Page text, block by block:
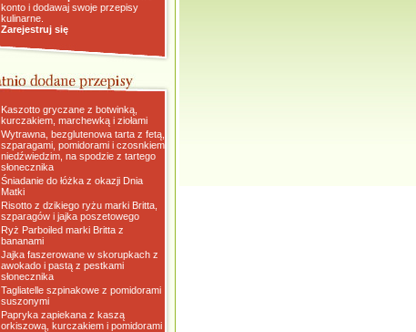
konto i dodawaj swoje przepisy
kulinarne.
Zarejestruj się
Kaszotto gryczane z botwinką,
kurczakiem, marchewką i ziołami
Wytrawna, bezglutenowa tarta z fetą,
szparagami, pomidorami i czosnkiem
niedźwiedzim, na spodzie z tartego
słonecznika
Śniadanie do łóżka z okazji Dnia
Matki
Risotto z dzikiego ryżu marki Britta,
szparagów i jajka poszetowego
Ryż Parboiled marki Britta z
bananami
Jajka faszerowane w skorupkach z
awokado i pastą z pestkami
słonecznika
Tagliatelle szpinakowe z pomidorami
suszonymi
Papryka zapiekana z kaszą
orkiszową, kurczakiem i pomidorami